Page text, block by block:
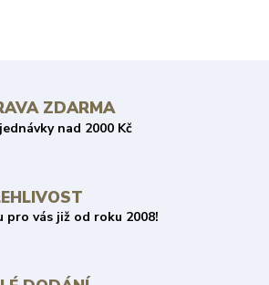
ZDARMA
nad 2000 Kč
pro vás již od roku 2008!